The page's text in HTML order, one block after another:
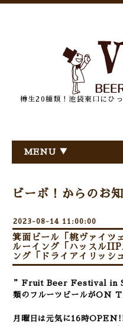
樽生20種類！池袋東口にひ
MENU ▼
ビーボ！からのお知
2023-08-14 11:00:00
箕面ビール「桃ヴァイツ
ルーイング「ハッスル
ング「ドライアイリッシ
”Fruit Beer Festival in
類のフルーツビールがON
月曜日は元気に16時